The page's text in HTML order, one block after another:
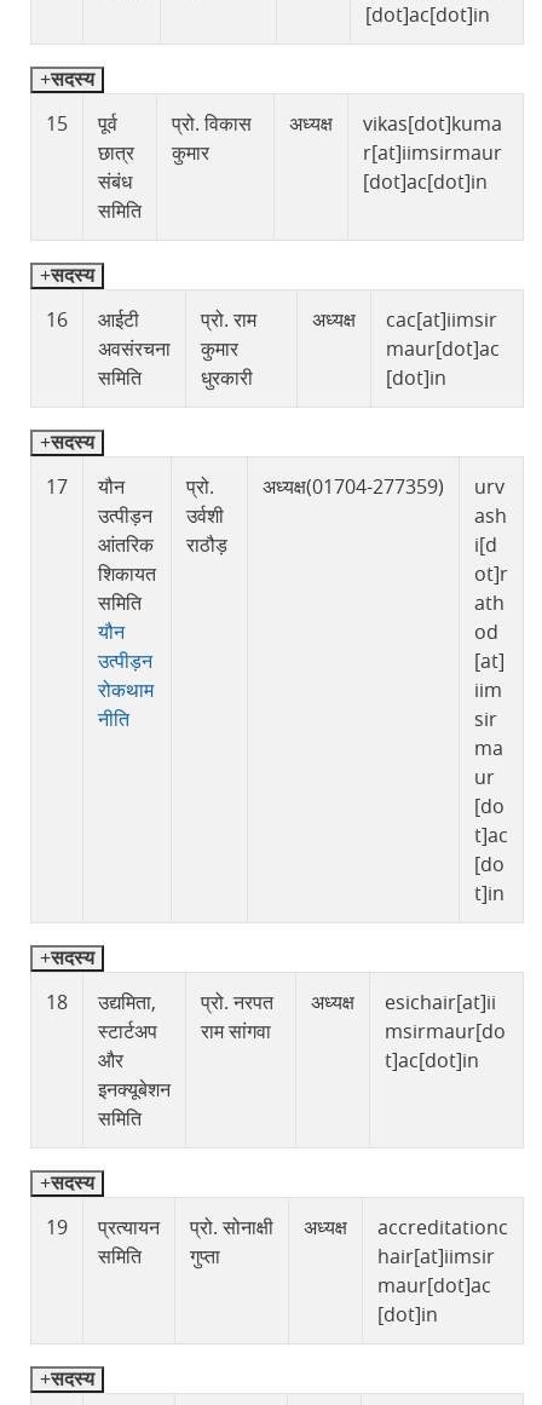
[dot]ac[dot]in
सदस्य
15
पूर्व
छात्र
संबंध
समिति
प्रो. विकास
कुमार
अध्यक्ष
vikas[dot]kuma
r[at]iimsirmaur
[dot]ac[dot]in
सदस्य
16
आईटी
अवसंरचना
समिति
प्रो. राम
कुमार
धुरकारी
अध्यक्ष
cac[at]iimsir
maur[dot]ac
[dot]in
सदस्य
17
यौन
उत्पीड़न
आंतरिक
शिकायत
समिति
यौन
उत्पीड़न
रोकथाम
नीति
प्रो.
उर्वशी
राठौड़
अध्यक्ष(01704-277359)
urv
ash
i[d
ot]r
ath
od
[at]
iim
sir
ma
ur
[do
t]ac
[do
t]in
सदस्य
18
उद्यमिता,
स्टार्टअप
और
इनक्यूबेशन
समिति
प्रो. नरपत
राम सांगवा
अध्यक्ष
esichair[at]ii
msirmaur[do
t]ac[dot]in
सदस्य
19
प्रत्यायन
समिति
प्रो. सोनाक्षी
गुप्ता
अध्यक्ष
accreditationc
hair[at]iimsir
maur[dot]ac
[dot]in
सदस्य